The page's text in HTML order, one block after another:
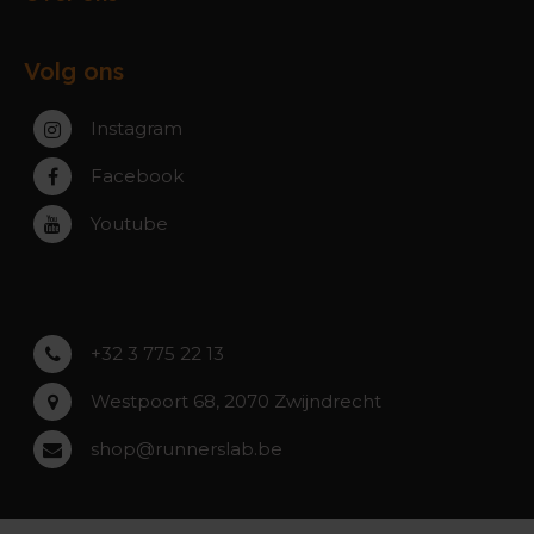
Service, Garantie & Reparatie
Paal-Beringen
Zwijndrecht
Rumst
Roeselare
Asse
Werking winkels
Contact
Volg ons
Instagram
Facebook
Youtube
+32 3 775 22 13
Westpoort 68, 2070 Zwijndrecht
shop@runnerslab.be